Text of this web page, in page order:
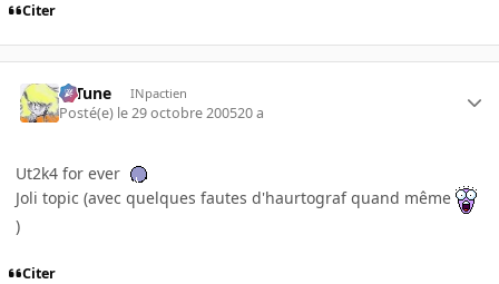
Citer
D-Tune INpactien
Posté(e) le 29 octobre 200520 a
Ut2k4 for ever
Joli topic (avec quelques fautes d'haurtograf quand même
)
Citer